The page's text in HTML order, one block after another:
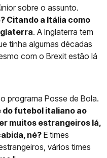
sobre o assunto.
Citando a Itália como
. A Inglaterra tem
tinha algumas décadas
com o Brexit estão lá
programa Posse de Bola.
do futebol italiano ao
muitos estrangeiros lá,
né?E times
vários times